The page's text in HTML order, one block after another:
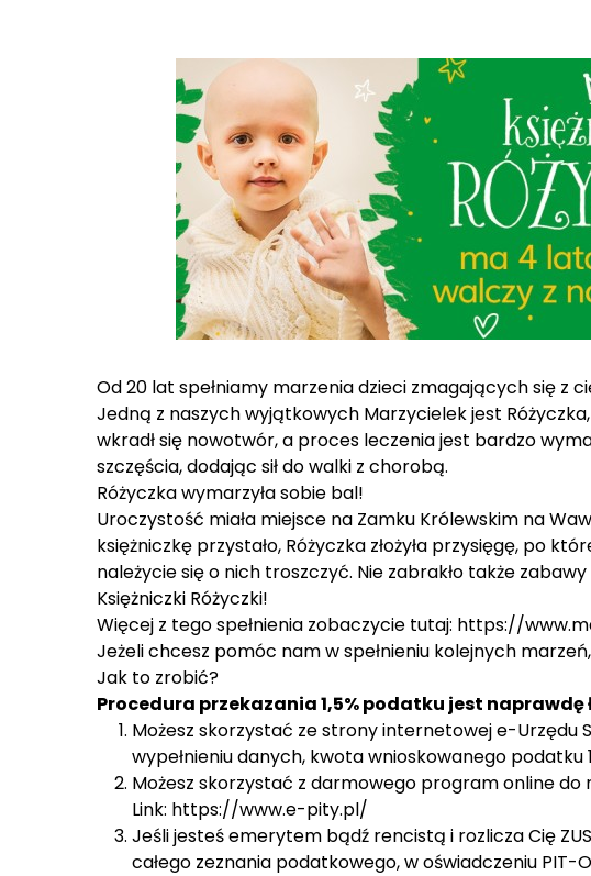
Od 20 lat spełniamy marzenia dzieci zmagających się z
Jedną z naszych wyjątkowych Marzycielek jest
wkradł się nowotwór, a proces leczenia jest bardzo
szczęścia, dodając sił do walki z chorobą.
Różyczka wymarzyła sobie bal!
Uroczystość miała miejsce na Zamku Królewskim na
księżniczkę przystało, Różyczka złożyła przysięgę, po
należycie się o nich troszczyć. Nie zabrakło także
Księżniczki Różyczki!
Więcej z tego spełnienia zobaczycie tutaj: https://
Jeżeli chcesz pomóc nam w spełnieniu kolejnych
Jak to zrobić?
Procedura przekazania 1,5% podatku jest naprawdę
Możesz skorzystać ze strony internetoweje-Urzędu
wypełnieniu danych, kwota wnioskowanego podatku
Możesz skorzystać z darmowego program online do
Link: https://www.e-pity.pl/
Jeśli jesteś emerytem bądź rencistą i rozlicza Cię
całego zeznania podatkowego, w oświadczeniu PIT-